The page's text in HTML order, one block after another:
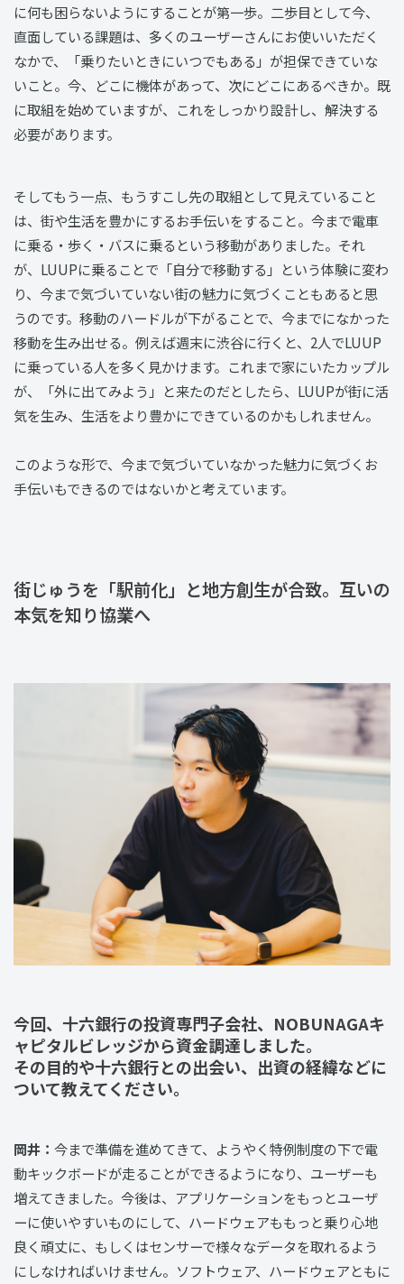
に何も困らないようにすることが第一歩。二歩目として今、
直面している課題は、多くのユーザーさんにお使いいただく
なかで、「乗りたいときにいつでもある」が担保できていな
いこと。今、どこに機体があって、次にどこにあるべきか。既
に取組を始めていますが、これをしっかり設計し、解決する
必要があります。
そしてもう一点、もうすこし先の取組として見えていること
は、街や生活を豊かにするお手伝いをすること。今まで電車
に乗る・歩く・バスに乗るという移動がありました。それ
が、LUUPに乗ることで「自分で移動する」という体験に変わ
り、今まで気づいていない街の魅力に気づくこともあると思
うのです。移動のハードルが下がることで、今までになかった
移動を生み出せる。例えば週末に渋谷に行くと、2人でLUUP
に乗っている人を多く見かけます。これまで家にいたカップル
が、「外に出てみよう」と来たのだとしたら、LUUPが街に活
気を生み、生活をより豊かにできているのかもしれません。
このような形で、今まで気づいていなかった魅力に気づくお
手伝いもできるのではないかと考えています。
街じゅうを「駅前化」と地方創生が合致。互いの
本気を知り協業へ
今回、十六銀行の投資専門子会社、NOBUNAGAキ
ャピタルビレッジから資金調達しました。
その目的や十六銀行との出会い、出資の経緯などに
ついて教えてください。
岡井： 今まで準備を進めてきて、ようやく特例制度の下で電
動キックボードが走ることができるようになり、ユーザーも
増えてきました。今後は、アプリケーションをもっとユーザ
ーに使いやすいものにして、ハードウェアももっと乗り心地
良く頑丈に、もしくはセンサーで様々なデータを取れるよう
にしなければいけません。ソフトウェア、ハードウェアともに